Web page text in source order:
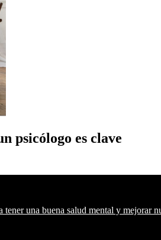
psicólogo es clave
una buena salud mental y mejorar